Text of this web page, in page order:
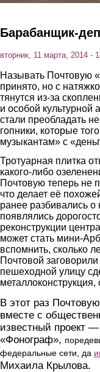
Барабанщик-
вторник, 11 марта, 2014 -
Называть Почтовую
принято, но с
тянутся из-за
и особой
стали преобладать
гопники, которые
музыкантам» с
Тротуарная плитка
какого-либо
Почтовую теперь не
что делает её
ранее разбивались о
появлялись
реконструкции
может стать мини-
вспомнить, сколько
Почтовой
пешеходной улицу
В этот раз
вместе с
известный проект
«Фонограф»,
федеральные сети, да
Михаила Крылова.